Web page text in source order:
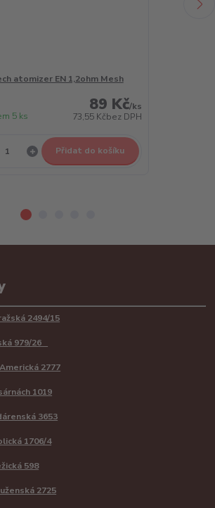
atomizer EN 1,2ohm Mesh
89 Kč/ks
73,55 Kčbez DPH
5 ks
Přidat do košíku
2494/15
979/26
2777
1019
3653
1706/4
598
2725